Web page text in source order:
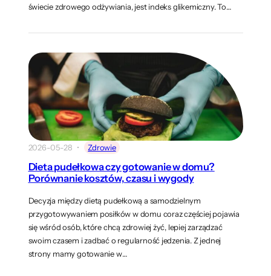
świecie zdrowego odżywiania, jest indeks glikemiczny. To…
2026-05-28 Zdrowie
Dieta pudełkowa czy gotowanie w domu?
Porównanie kosztów, czasu i wygody
Decyzja między dietą pudełkową a samodzielnym
przygotowywaniem posiłków w domu coraz częściej pojawia
się wśród osób, które chcą zdrowiej żyć, lepiej zarządzać
swoim czasem i zadbać o regularność jedzenia. Z jednej
strony mamy gotowanie w…